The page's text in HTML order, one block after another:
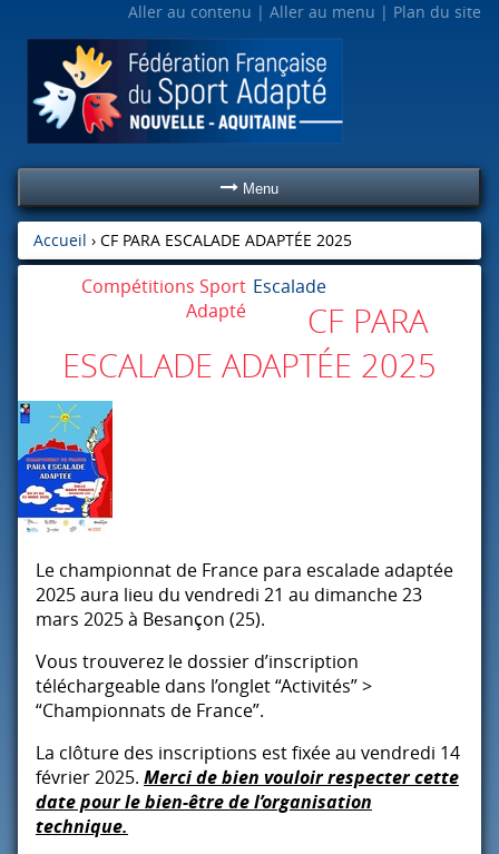
Aller au contenu Aller au menu Plan du site
Menu
Accueil ›CF PARA ESCALADE ADAPTÉE 2025
Compétitions Sport
Adapté
Escalade
CF PARA
ESCALADE ADAPTÉE 2025
Le championnat de France para escalade adaptée
2025 aura lieu du vendredi 21 au dimanche 23
mars 2025 à Besançon (25).
Vous trouverez le dossier d’inscription
téléchargeable dans l’onglet “Activités” >
“Championnats de France”.
La clôture des inscriptions est fixée au vendredi 14
février 2025. Merci de bien vouloir respecter cette
date pour le bien-être de l’organisation
technique.